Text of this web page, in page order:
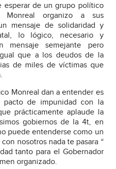
esperar de un grupo político
organizo a sus
mensaje de solidaridad y
lo lógico, necesario y
mensaje semejante pero
que a los deudos de la
de miles de víctimas que
Monreal dan a entender es
de impunidad con la
prácticamente aplaude la
gobiernos de la 4t, en
puede entenderse como un
nosotros nada te pasara “
tanto para el Gobernador
organizado.